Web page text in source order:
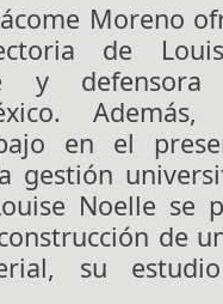
Moreno
de
y
en el
gestión
Noelle se
de
su